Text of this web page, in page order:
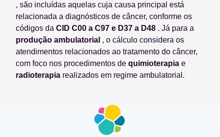
, são incluídas aquelas cuja causa principal está
relacionada a diagnósticos de câncer, conforme os
códigos da CID C00 a C97 e D37 a D48 . Já para a
produção ambulatorial , o cálculo considera os
atendimentos relacionados ao tratamento do câncer,
com foco nos procedimentos de quimioterapia e
radioterapia realizados em regime ambulatorial.